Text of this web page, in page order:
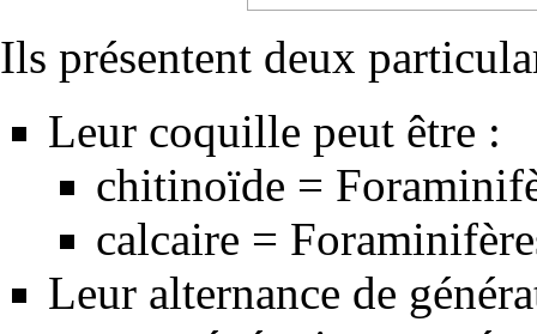
Ils présentent deux
Leur coquille peut être :
chitinoïde =
calcaire =
Leur alternance de